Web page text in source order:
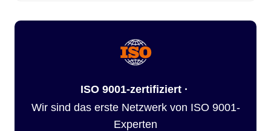
ISO 9001-zertifiziert ·
Wir sind das erste Netzwerk von ISO 9001-
Experten